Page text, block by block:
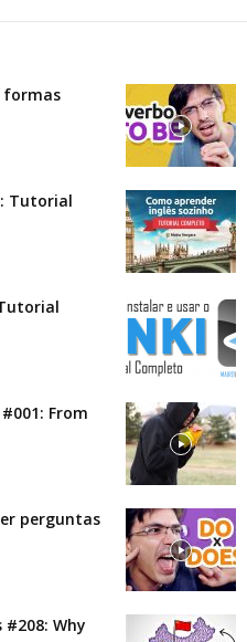
formas
Tutorial
From
perguntas
Why